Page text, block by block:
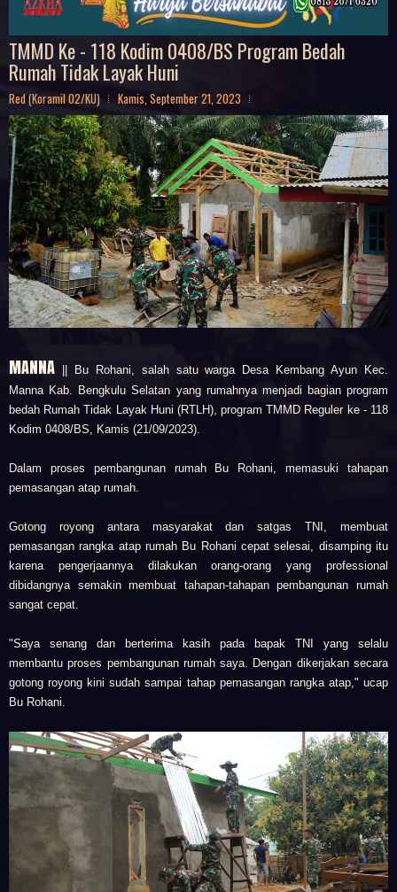
TMMD Ke - 118 Kodim 0408/BS Program Bedah
Rumah Tidak Layak Huni
Red (Koramil 02/KU) Kamis, September 21, 2023
MANNA || Bu Rohani, salah satu warga Desa Kembang Ayun Kec.
Manna Kab. Bengkulu Selatan yang rumahnya menjadi bagian program
bedah Rumah Tidak Layak Huni (RTLH), program TMMD Reguler ke - 118
Kodim 0408/BS, Kamis (21/09/2023).
Dalam proses pembangunan rumah Bu Rohani, memasuki tahapan
pemasangan atap rumah.
Gotong royong antara masyarakat dan satgas TNI, membuat
pemasangan rangka atap rumah Bu Rohani cepat selesai, disamping itu
karena pengerjaannya dilakukan orang-orang yang professional
dibidangnya semakin membuat tahapan-tahapan pembangunan rumah
sangat cepat.
"Saya senang dan berterima kasih pada bapak TNI yang selalu
membantu proses pembangunan rumah saya. Dengan dikerjakan secara
gotong royong kini sudah sampai tahap pemasangan rangka atap," ucap
Bu Rohani.